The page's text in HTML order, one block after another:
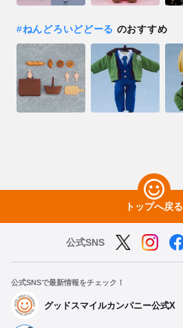
#ねんどろいどどーる のおすすめ
トップへ戻る
公式SNS
公式SNSで最新情報をチェック！
グッドスマイルカンパニー公式X